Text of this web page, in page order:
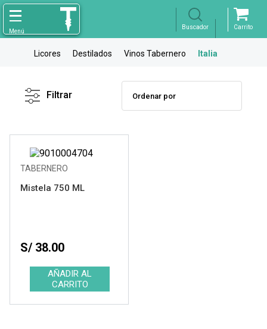
Licores Destilados Vinos Tabernero Italia
Filtro X
Rango de
Precios
Variedad
Ver resultados
Filtrar
TABERNERO
Mistela 750 ML
S/ 38.00